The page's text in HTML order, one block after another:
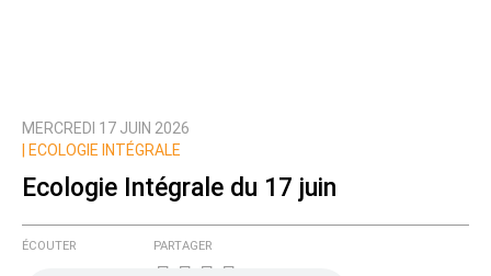
MERCREDI 17 JUIN 2026
ECOLOGIE INTÉGRALE
Ecologie Intégrale du 17 juin
ÉCOUTER PARTAGER